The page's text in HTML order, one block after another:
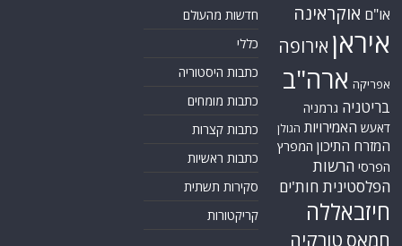
או"ם אוקראינה
איראן אירופה
אפריקה ארה"ב
בריטניה גרמניה
דאעש האמירויות הגולן
המזרח התיכון המפרץ
הפרסי הרשות
הפלסטינית חות'ים
חיזבאללה
חמאס טורקיה
חדשות מהעולם
כללי
כתבות היסטוריה
כתבות מומחים
כתבות קצרות
כתבות ראשיות
סקירות תשתית
קריקטורות